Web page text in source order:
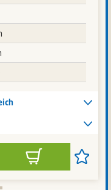
In
den
Artikel